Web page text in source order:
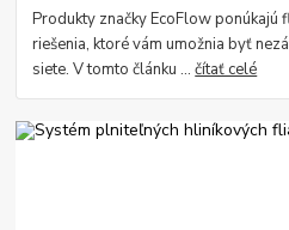
Produkty značky EcoFlow ponúkajú
riešenia, ktoré vám umožnia byť
siete. V tomto článku ...čítať celé